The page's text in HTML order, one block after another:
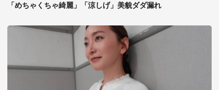
「めちゃくちゃ綺麗」「涼しげ」美貌ダダ漏れ